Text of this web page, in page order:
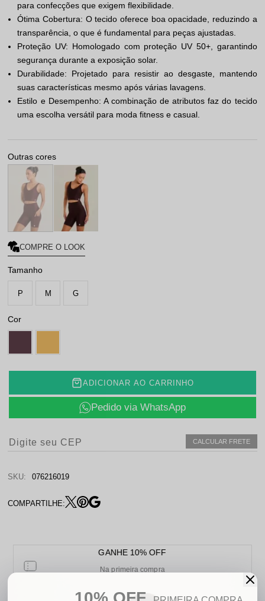
para confecções que exigem flexibilidade.
Ótima Cobertura: O tecido oferece boa opacidade, reduzindo a
transparência, o que é fundamental para peças ajustadas.
Proteção UV: Homologado com proteção UV 50+, garantindo
segurança durante a exposição solar.
Durabilidade: Projetado para resistir ao desgaste, mantendo
suas características mesmo após várias lavagens.
Estilo e Desempenho: A combinação de atributos faz do tecido
uma escolha versátil para moda fitness e casual.
Outras cores
COMPRE O LOOK
Tamanho
P M G
Cor
ADICIONAR AO CARRINHO
Pedido via WhatsApp
CALCULAR FRETE
SKU: 076216019
COMPARTILHE:
GANHE 10% OFF
Na primeira compra